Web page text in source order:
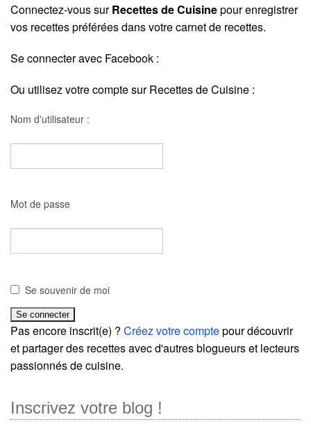
Connectez-vous surRecettes de Cuisinepour enregistrer
vos recettes préférées dans votre carnet de recettes.
Se connecter avec Facebook :
Ou utilisez votre compte sur Recettes de Cuisine :
Nom d'utilisateur :
Mot de passe
Se souvenir de moi
Pas encore inscrit(e) ? Créez votre comptepour découvrir
et partager des recettes avec d'autres blogueurs et lecteurs
passionnés de cuisine.
Inscrivez votre blog !